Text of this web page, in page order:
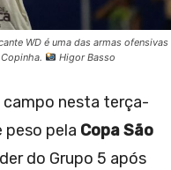
WD é uma das armas ofensivas
Higor Basso
nesta terça-
peso pela Copa São
do Grupo 5 após